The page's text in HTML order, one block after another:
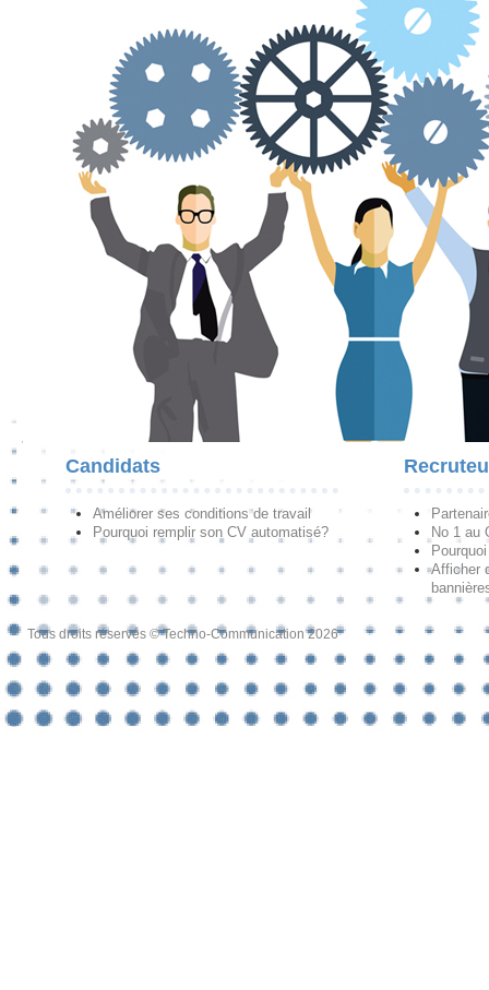
Candidats
Améliorer ses conditions de travail
Pourquoi remplir son CV automatisé?
No 1 au
Afficher
Tous droits réservés © Techno-Communication 2026